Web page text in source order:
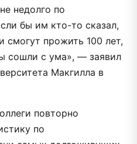
недолго по
бы им кто-то сказал,
прожить 100 лет,
сошли с ума», — заявил
Макгилла в
повторно
по